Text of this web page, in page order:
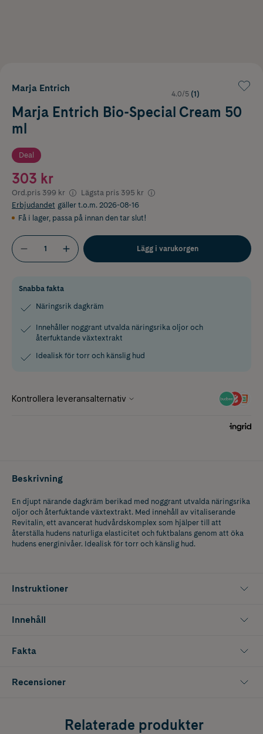
Marja Entrich
4.0/5 (1)
Marja Entrich Bio-Special Cream 50
ml
Deal
303 kr
Ord.pris 399 kr Lägsta pris 395 kr
Erbjudandet gäller t.o.m. 2026-08-16
Få i lager, passa på innan den tar slut!
Lägg i varukorgen
Snabba fakta
Näringsrik dagkräm
Innehåller noggrant utvalda näringsrika oljor och
återfuktande växtextrakt
Idealisk för torr och känslig hud
Beskrivning
En djupt närande dagkräm berikad med noggrant utvalda näringsrika
oljor och återfuktande växtextrakt. Med innehåll av vitaliserande
Revitalin, ett avancerat hudvårdskomplex som hjälper till att
återställa hudens naturliga elasticitet och fuktbalans genom att öka
hudens energinivåer. Idealisk för torr och känslig hud.
Instruktioner
Innehåll
Fakta
Recensioner
Relaterade produkter